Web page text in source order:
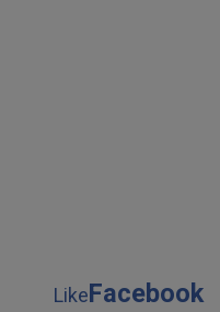
LikeFacebook